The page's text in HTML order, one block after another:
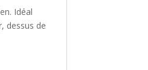
Idéal
dessus de